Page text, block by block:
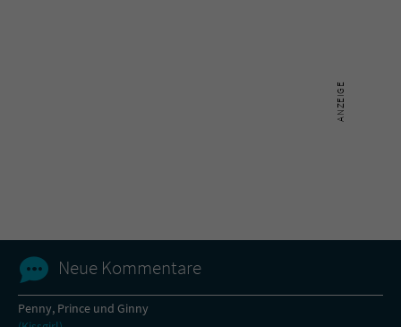
Neue Kommentare
Penny, Prince und Ginny
Anbieter Literatur-Couch Medien GmbH & Co. KG
Laufzeit Session